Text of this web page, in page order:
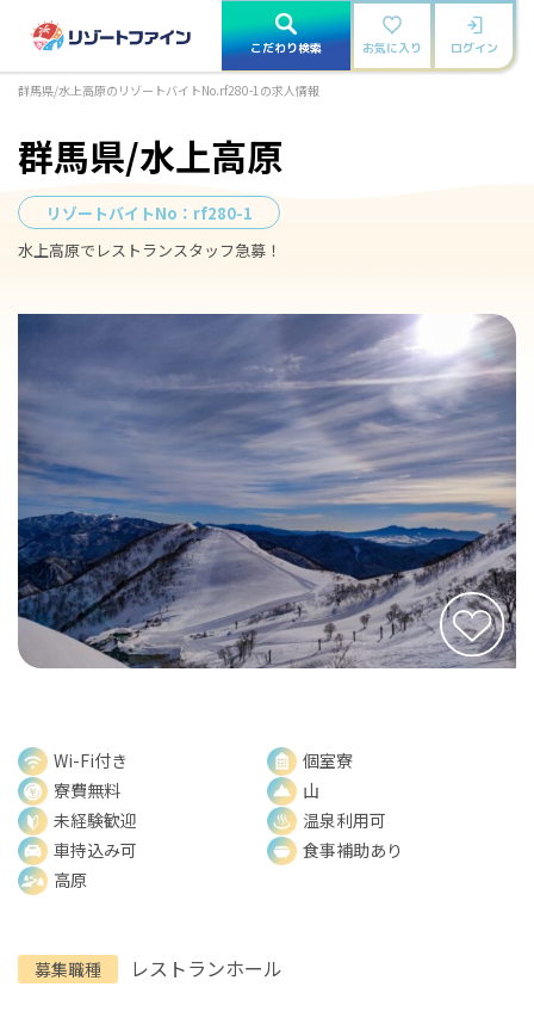
こだわり検索 お気に入り ログイン
群馬県/水上高原のリゾートバイトNo.rf280-1の求人情報
群馬県/水上高原
リゾートバイトNo： rf280-1
水上高原でレストランスタッフ急募！
Wi-Fi付き
個室寮
寮費無料
山
未経験歓迎
温泉利用可
車持込み可
食事補助あり
高原
募集職種 レストランホール